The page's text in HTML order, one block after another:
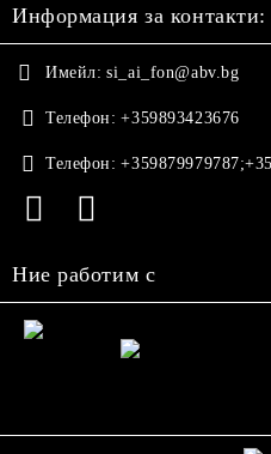
Информация за контакти:
Имейл: si_ai_fon@abv.bg
Телефон: +359893423676
Телефон:
Ние работим с